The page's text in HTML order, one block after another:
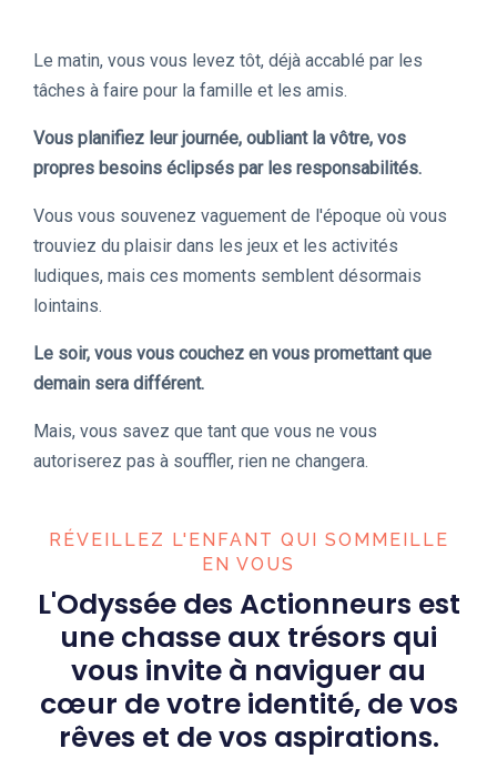
Le matin, vous vous levez tôt, déjà accablé par les
tâches à faire pour la famille et les amis.
Vous planifiez leur journée, oubliant la vôtre, vos
propres besoins éclipsés par les responsabilités.
Vous vous souvenez vaguement de l'époque où vous
trouviez du plaisir dans les jeux et les activités
ludiques, mais ces moments semblent désormais
lointains.
Le soir, vous vous couchez en vous promettant que
demain sera différent.
Mais, vous savez que tant que vous ne vous
autoriserez pas à souffler, rien ne changera.
RÉVEILLEZ L'ENFANT QUI SOMMEILLE
EN VOUS
L'Odyssée des Actionneurs est
une chasse aux trésors qui
vous invite à naviguer au
cœur de votre identité, de vos
rêves et de vos aspirations.